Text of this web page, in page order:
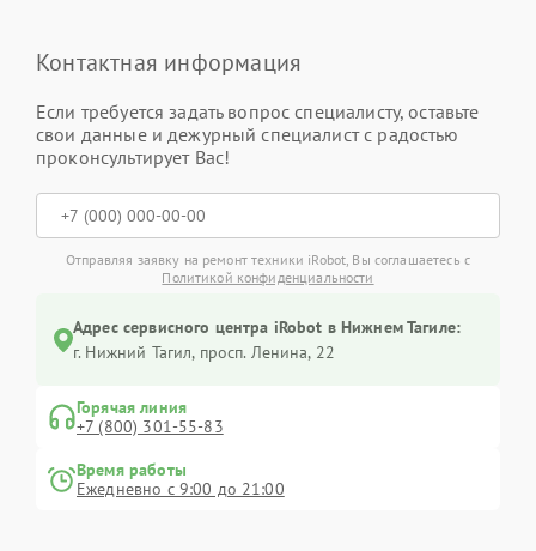
Контактная информация
Если требуется задать вопрос специалисту, оставьте
свои данные и дежурный специалист с радостью
проконсультирует Вас!
Отправляя заявку на ремонт техники iRobot, Вы соглашаетесь с
Политикой конфиденциальности
Адрес сервисного центра iRobot в Нижнем Тагиле:
г. Нижний Тагил, просп. Ленина, 22
Горячая линия
+7 (800) 301-55-83
Время работы
Ежедневно с 9:00 до 21:00